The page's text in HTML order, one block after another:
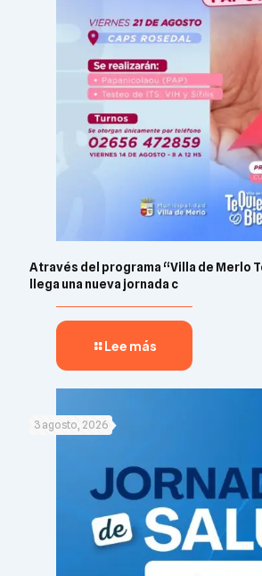
A través del programa “Villa de Merlo
llega una nueva jornada c
Lee más
3 agosto, 2026